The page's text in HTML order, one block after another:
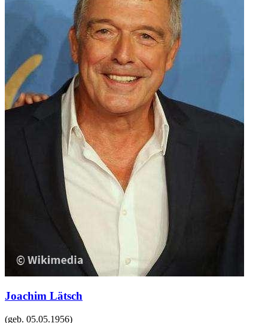
Joachim Lätsch
(geb. 05.05.1956)